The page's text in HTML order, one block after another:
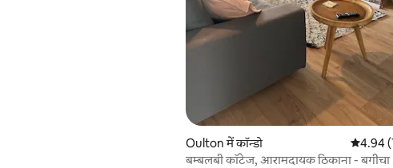
Oulton में कॉन्डो औसत4.94
बम्बलबी कॉटेज, आरामदायक ठिकाना - बगीचा